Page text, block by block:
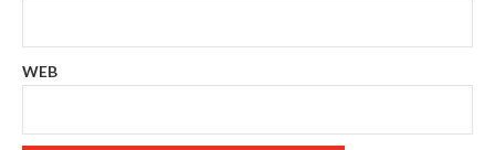
WEB